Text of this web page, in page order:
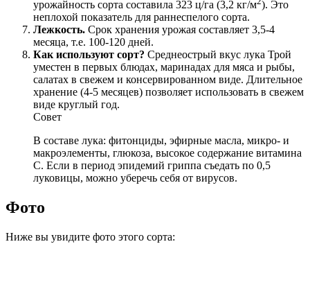
урожайность сорта составила 323 ц/га (3,2 кг/м ). Это
неплохой показатель для раннеспелого сорта.
Лежкость. Срок хранения урожая составляет 3,5-4
месяца, т.е. 100-120 дней.
Как используют сорт? Среднеострый вкус лука Трой
уместен в первых блюдах, маринадах для мяса и рыбы,
салатах в свежем и консервированном виде. Длительное
хранение (4-5 месяцев) позволяет использовать в свежем
виде круглый год.
Совет
В составе лука: фитонциды, эфирные масла, микро- и
макроэлементы, глюкоза, высокое содержание витамина
С. Если в период эпидемий гриппа съедать по 0,5
луковицы, можно уберечь себя от вирусов.
Фото
Ниже вы увидите фото этого сорта: